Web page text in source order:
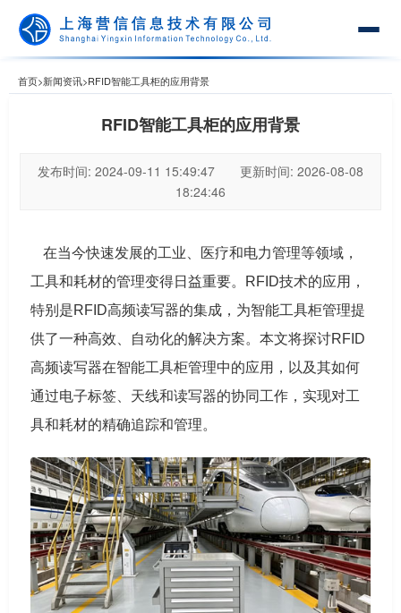
首页>新闻资讯>RFID智能工具柜的应用背景
RFID智能工具柜的应用背景
发布时间: 2024-09-11 15:49:47 更新时间: 2026-08-08
18:24:46
在当今快速发展的工业、医疗和电力管理等领域，
工具和耗材的管理变得日益重要。RFID技术的应用，
特别是RFID高频读写器的集成，为智能工具柜管理提
供了一种高效、自动化的解决方案。本文将探讨RFID
高频读写器在智能工具柜管理中的应用，以及其如何
通过电子标签、天线和读写器的协同工作，实现对工
具和耗材的精确追踪和管理。